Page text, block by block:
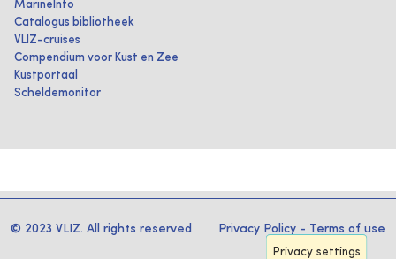
MarineInfo
Catalogus bibliotheek
VLIZ-cruises
Compendium voor Kust en Zee
Kustportaal
Scheldemonitor
© 2023 VLIZ. All rights reserved Privacy Policy - Terms of use
Privacy settings